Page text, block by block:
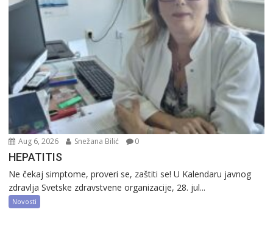
Aug 6, 2026 Snežana Bilić 0
HEPATITIS
Ne čekaj simptome, proveri se, zaštiti se! U Kalendaru javnog
zdravlja Svetske zdravstvene organizacije, 28. jul...
Novosti